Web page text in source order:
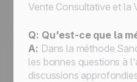
Vente Consultative et la
Q: Qu'est-ce que la
A: Dans la méthode
les bonnes questions à
discussions